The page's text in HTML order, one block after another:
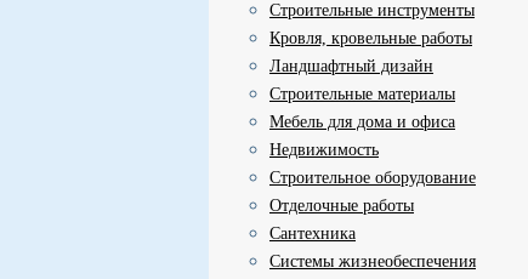
Строительные инструменты
Кровля, кровельные работы
Ландшафтный дизайн
Строительные материалы
Мебель для дома и офиса
Недвижимость
Строительное оборудование
Отделочные работы
Сантехника
Системы жизнеобеспечения